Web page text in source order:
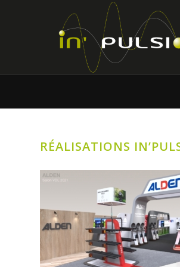
RÉALISATIONS